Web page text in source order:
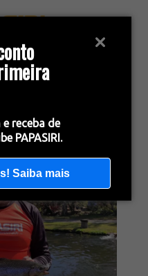
receba de
PAPASIRI.
Saiba mais